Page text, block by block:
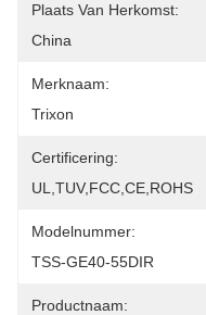
Plaats Van Herkomst:
China
Merknaam:
Trixon
Certificering:
UL,TUV,FCC,CE,ROHS
Modelnummer:
TSS-GE40-55DIR
Productnaam: